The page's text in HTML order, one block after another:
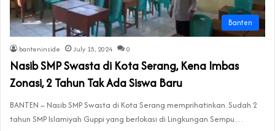
Banten
banteninside July 15, 2024 0
Nasib SMP Swasta di Kota Serang, Kena Imbas
Zonasi, 2 Tahun Tak Ada Siswa Baru
BANTEN – Nasib SMP Swasta di Kota Serang memprihatinkan. Sudah 2
tahun SMP Islamiyah Guppi yang berlokasi di Lingkungan Sempu…